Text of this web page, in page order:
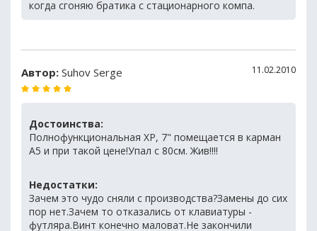
когда сгоняю братика с стационарного компа.
Автор: Suhov Serge 11.02.2010
Достоинства:
Полнофункциональная XP, 7" помещается в карман
A5 и при такой цене!Упал с 80см. Жив!!!!
Недостатки:
Зачем это чудо сняли с производства?Замены до сих
пор нет.Зачем то отказались от клавиатуры -
футляра.Винт конечно маловат.Не закончили